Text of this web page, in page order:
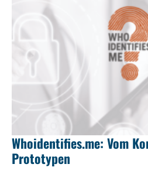
Whoidentifies.me: Vom
Prototypen